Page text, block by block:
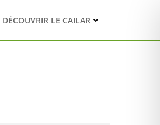
DÉCOUVRIR LE CAILAR